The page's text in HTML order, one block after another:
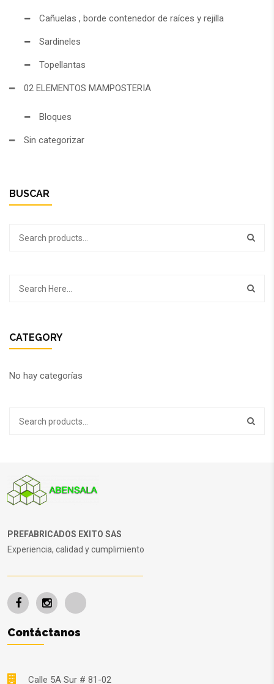
Cañuelas , borde contenedor de raíces y rejilla
Sardineles
Topellantas
02 ELEMENTOS MAMPOSTERIA
Bloques
Sin categorizar
BUSCAR
CATEGORY
No hay categorías
PREFABRICADOS EXITO SAS
Experiencia, calidad y cumplimiento
Contáctanos
Calle 5A Sur # 81-02